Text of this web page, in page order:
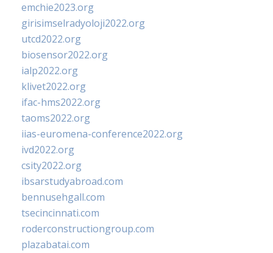
emchie2023.org
girisimselradyoloji2022.org
utcd2022.org
biosensor2022.org
ialp2022.org
klivet2022.org
ifac-hms2022.org
taoms2022.org
iias-euromena-conference2022.org
ivd2022.org
csity2022.org
ibsarstudyabroad.com
bennusehgall.com
tsecincinnati.com
roderconstructiongroup.com
plazabatai.com